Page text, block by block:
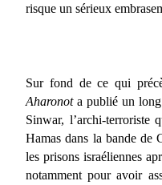
risque un sérieux
Sur fond de ce qui
Aharonota publié un long
Sinwar, l’archi-terroriste
Hamas dans la bande de
les prisons israéliennes
notamment pour avoir